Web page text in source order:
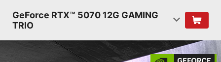
GeForce RTX™ 5070 12G GAMING
TRIO